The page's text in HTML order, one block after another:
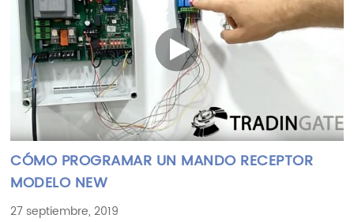
CÓMO PROGRAMAR UN MANDO RECEPTOR
MODELO NEW
27 septiembre, 2019